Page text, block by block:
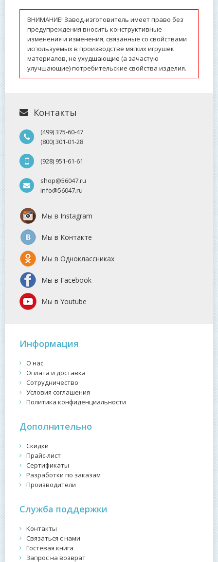
ВНИМАНИЕ! Завод-изготовитель имеет право без
предупреждения вносить конструктивные
изменения и изменения, связанные со свойствами
используемых в производстве мягких игрушек
материалов, не ухудшающие (а зачастую
улучшающие) потребительские свойства изделия.
Контакты
(499) 375-60-47
(800) 301-01-28
(928) 951-61-61
shop@56047.ru
info@56047.ru
Мы в Instagram
Мы в Контакте
Мы в Одноклассниках
Мы в Facebook
Мы в Youtube
Информация
О нас
Оплата и доставка
Сотрудничество
Условия соглашения
Политика конфиденциальности
Дополнительно
Скидки
Прайс-лист
Сертификаты
Разработки по заказам
Производители
Служба поддержки
Контакты
Связаться с нами
Гостевая книга
Запрос на возврат